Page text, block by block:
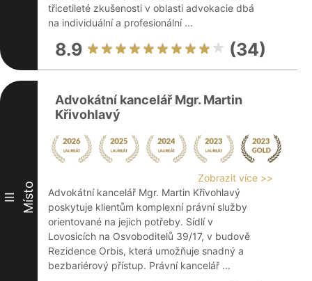
třicetileté zkušenosti v oblasti advokacie dbá
na individuální a profesionální ...
8.9 (34)
III Místo
Advokátní kancelář Mgr. Martin
Křivohlavý
Zobrazit více >>
Advokátní kancelář Mgr. Martin Křivohlavý
poskytuje klientům komplexní právní služby
orientované na jejich potřeby. Sídlí v
Lovosicích na Osvoboditelů 39/17, v budově
Rezidence Orbis, která umožňuje snadný a
bezbariérový přístup. Právní kancelář ...